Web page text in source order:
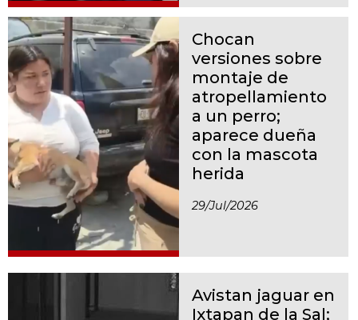
Chocan
versiones sobre
montaje de
atropellamiento
a un perro;
aparece dueña
con la mascota
herida
29/jul/2026
Avistan jaguar en
Ixtapan de la Sal;